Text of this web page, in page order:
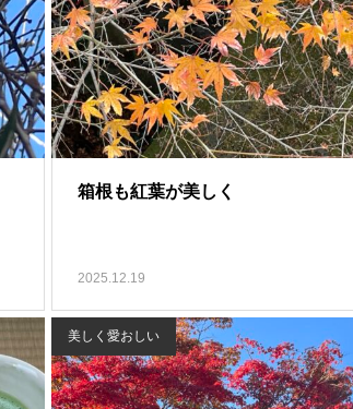
箱根も紅葉が美しく
2025.12.19
美しく愛おしい